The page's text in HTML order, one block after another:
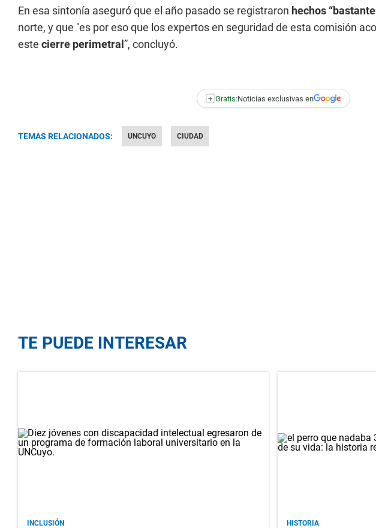
En esa sintonía aseguró que el año pasado se registraron hechos
norte, y que "es por eso que los expertos en seguridad de esta comisión
este cierre perimetral ”, concluyó.
+ Gratis:Noticias exclusivas en
TEMAS RELACIONADOS: UNCUYO CIUDAD
TE PUEDE INTERESAR
INCLUSIÓN HISTORIA